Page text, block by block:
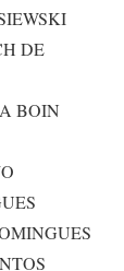
DE
BOIN